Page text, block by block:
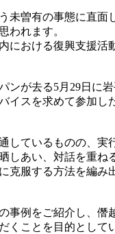
未曽有の事態に直
われます。
における復興支援活
ンが去る5月29日に
イスを求めて参加
しているものの、
しあい、対話を重ね
克服する方法を編み
事例をご紹介し、
くことを目的として